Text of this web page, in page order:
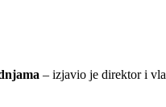
– izjavio je direktor i